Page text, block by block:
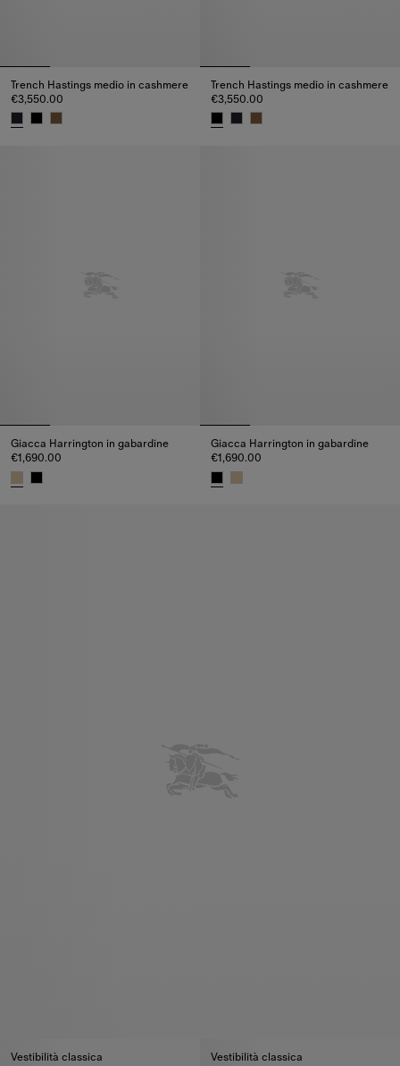
Trench Hastings medio in cashmere
€3,550.00
Trench Hastings medio in cashmere
€3,550.00
Giacca Harrington in gabardine
€1,690.00
Giacca Harrington in gabardine
€1,690.00
Vestibilità classica Vestibilità classica